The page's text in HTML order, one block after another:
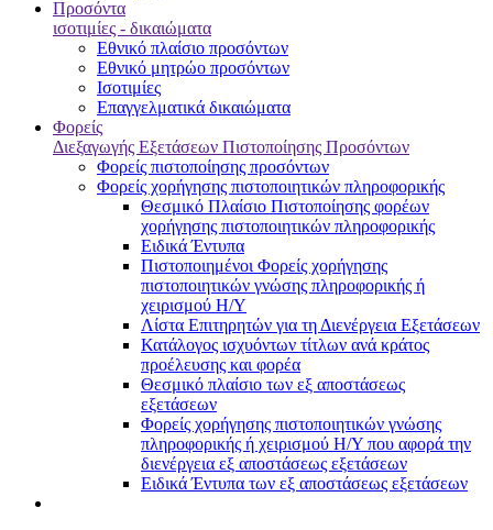
Προσόντα
ισοτιμίες - δικαιώματα
Εθνικό πλαίσιο προσόντων
Εθνικό μητρώο προσόντων
Ισοτιμίες
Επαγγελματικά δικαιώματα
Φορείς
Διεξαγωγής Εξετάσεων Πιστοποίησης Προσόντων
Φορείς πιστοποίησης προσόντων
Φορείς χορήγησης πιστοποιητικών πληροφορικής
Θεσμικό Πλαίσιο Πιστοποίησης φορέων
χορήγησης πιστοποιητικών πληροφορικής
Ειδικά Έντυπα
Πιστοποιημένοι Φορείς χορήγησης
πιστοποιητικών γνώσης πληροφορικής ή
χειρισμού Η/Υ
Λίστα Επιτηρητών για τη Διενέργεια Εξετάσεων
Κατάλογος ισχυόντων τίτλων ανά κράτος
προέλευσης και φορέα
Θεσμικό πλαίσιο των εξ αποστάσεως
εξετάσεων
Φορείς χορήγησης πιστοποιητικών γνώσης
πληροφορικής ή χειρισμού Η/Υ που αφορά την
διενέργεια εξ αποστάσεως εξετάσεων
Ειδικά Έντυπα των εξ αποστάσεως εξετάσεων